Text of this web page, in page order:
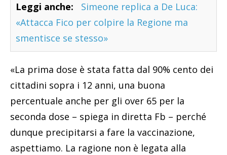
Leggi anche:
Simeone replica a De Luca:
«Attacca Fico per colpire la Regione ma
smentisce se stesso»
«La prima dose è stata fatta dal 90% cento dei
cittadini sopra i 12 anni, una buona
percentuale anche per gli over 65 per la
seconda dose – spiega in diretta Fb – perché
dunque precipitarsi a fare la vaccinazione,
aspettiamo. La ragione non è legata alla